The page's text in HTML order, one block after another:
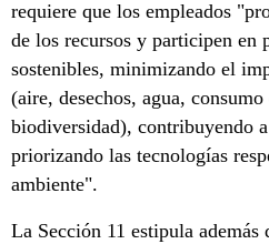
requiere que los empleados
de los recursos y participen en
sostenibles, minimizando el
(aire, desechos, agua,
biodiversidad), contribuyendo
priorizando las tecnologías
ambiente".
La Sección 11 estipula además